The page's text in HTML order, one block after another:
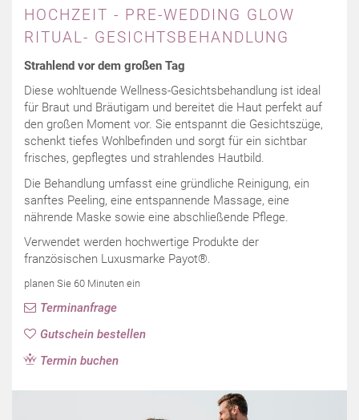
HOCHZEIT - PRE-WEDDING GLOW
RITUAL- GESICHTSBEHANDLUNG
Strahlend vor dem großen Tag
Diese wohltuende Wellness-Gesichtsbehandlung ist ideal
für Braut und Bräutigam und bereitet die Haut perfekt auf
den großen Moment vor. Sie entspannt die Gesichtszüge,
schenkt tiefes Wohlbefinden und sorgt für ein sichtbar
frisches, gepflegtes und strahlendes Hautbild.
Die Behandlung umfasst eine gründliche Reinigung, ein
sanftes Peeling, eine entspannende Massage, eine
nährende Maske sowie eine abschließende Pflege.
Verwendet werden hochwertige Produkte der
französischen Luxusmarke Payot®.
planen Sie 60 Minuten ein
Terminanfrage
Gutschein bestellen
Termin buchen